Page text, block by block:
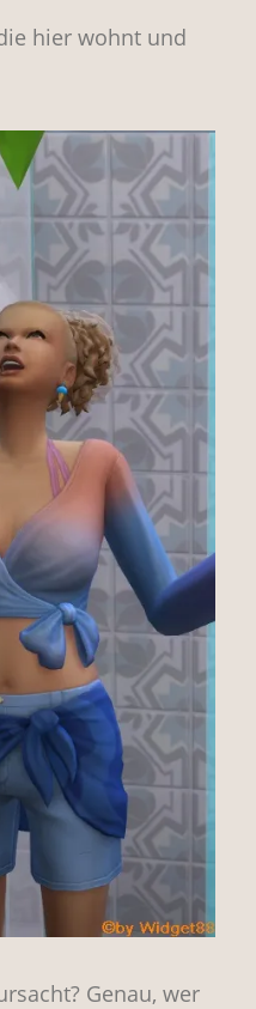
hier wohnt und
Genau, wer